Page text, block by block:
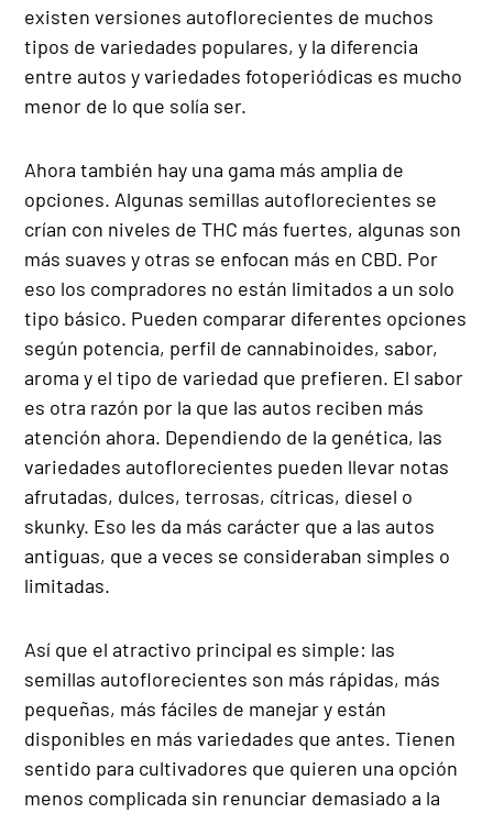
existen versiones autoflorecientes de muchos
tipos de variedades populares, y la diferencia
entre autos y variedades fotoperiódicas es mucho
menor de lo que solía ser.
Ahora también hay una gama más amplia de
opciones. Algunas semillas autoflorecientes se
crían con niveles de THC más fuertes, algunas son
más suaves y otras se enfocan más en CBD. Por
eso los compradores no están limitados a un solo
tipo básico. Pueden comparar diferentes opciones
según potencia, perfil de cannabinoides, sabor,
aroma y el tipo de variedad que prefieren. El sabor
es otra razón por la que las autos reciben más
atención ahora. Dependiendo de la genética, las
variedades autoflorecientes pueden llevar notas
afrutadas, dulces, terrosas, cítricas, diesel o
skunky. Eso les da más carácter que a las autos
antiguas, que a veces se consideraban simples o
limitadas.
Así que el atractivo principal es simple: las
semillas autoflorecientes son más rápidas, más
pequeñas, más fáciles de manejar y están
disponibles en más variedades que antes. Tienen
sentido para cultivadores que quieren una opción
menos complicada sin renunciar demasiado a la